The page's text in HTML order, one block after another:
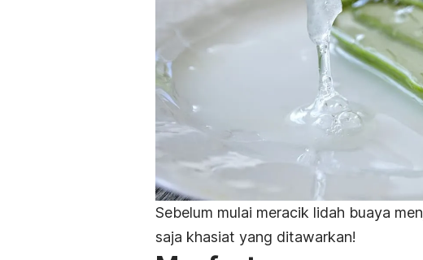
Sebelum mulai meracik lidah buaya
saja khasiat yang ditawarkan!